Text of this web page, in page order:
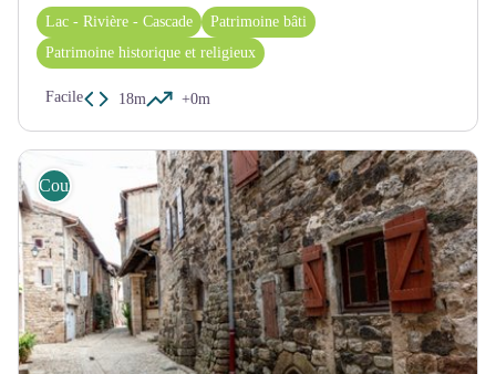
Lac - Rivière - Cascade
Patrimoine bâti
Patrimoine historique et religieux
Facile 18m +0m
Course d'orientation